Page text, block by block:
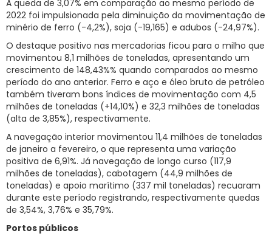
A queda de 3,07% em comparação ao mesmo período de
2022 foi impulsionada pela diminuição da movimentação de
minério de ferro (-4,2%), soja (-19,165) e adubos (-24,97%).
O destaque positivo nas mercadorias ficou para o milho que
movimentou 8,1 milhões de toneladas, apresentando um
crescimento de 148,43%% quando comparados ao mesmo
período do ano anterior. Ferro e aço e óleo bruto de petróleo
também tiveram bons índices de movimentação com 4,5
milhões de toneladas (+14,10%) e 32,3 milhões de toneladas
(alta de 3,85%), respectivamente.
A navegação interior movimentou 11,4 milhões de toneladas
de janeiro a fevereiro, o que representa uma variação
positiva de 6,91%. Já navegação de longo curso (117,9
milhões de toneladas), cabotagem (44,9 milhões de
toneladas) e apoio marítimo (337 mil toneladas) recuaram
durante este período registrando, respectivamente quedas
de 3,54%, 3,76% e 35,79%.
Portos públicos